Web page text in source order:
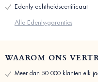
Edenly echtheidscertificaat
Alle Edenly-garanties
WAAROM ONS
Meer dan 50.000 klanten elk